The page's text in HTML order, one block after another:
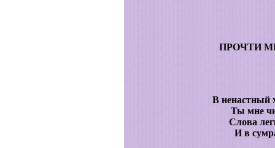
ПРОЧТИ
В ненастный
Ты мне
Слова
И в